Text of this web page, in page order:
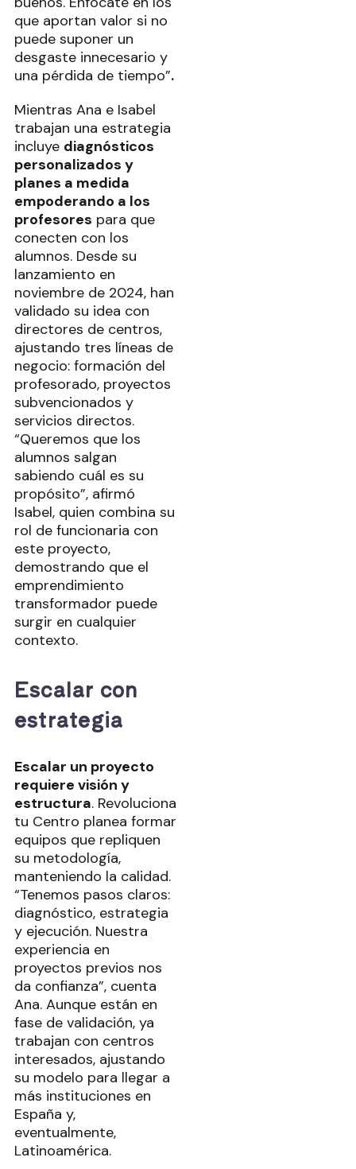
que aportan valor si no
puede suponer un
desgaste innecesario y
una pérdida de tiempo”.
Mientras Ana e Isabel
trabajan una estrategia
incluye diagnósticos
personalizados y
planes a medida
empoderando a los
profesores para que
conecten con los
alumnos. Desde su
lanzamiento en
noviembre de 2024, han
validado su idea con
directores de centros,
ajustando tres líneas de
negocio: formación del
profesorado, proyectos
subvencionados y
servicios directos.
“Queremos que los
alumnos salgan
sabiendo cuál es su
propósito”, afirmó
Isabel, quien combina su
rol de funcionaria con
este proyecto,
demostrando que el
emprendimiento
transformador puede
surgir en cualquier
contexto.
Escalar con
estrategia
Escalar un proyecto
requiere visión y
estructura. Revoluciona
tu Centro planea formar
equipos que repliquen
su metodología,
manteniendo la calidad.
“Tenemos pasos claros:
diagnóstico, estrategia
y ejecución. Nuestra
experiencia en
proyectos previos nos
da confianza”, cuenta
Ana. Aunque están en
fase de validación, ya
trabajan con centros
interesados, ajustando
su modelo para llegar a
más instituciones en
España y,
eventualmente,
Latinoamérica.